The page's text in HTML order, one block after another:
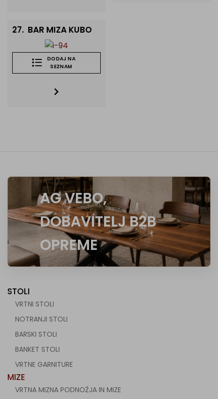
27. BAR MIZA KUBO
DODAJ NA
SEZNAM
AG VEBO,
DOBAVITELJ B2B
OPREME
STOLI
VRTNI STOLI
NOTRANJI STOLI
BARSKI STOLI
BANKET STOLI
VRTNE GARNITURE
MIZE
VRTNA MIZNA PODNOŽJA IN MIZE